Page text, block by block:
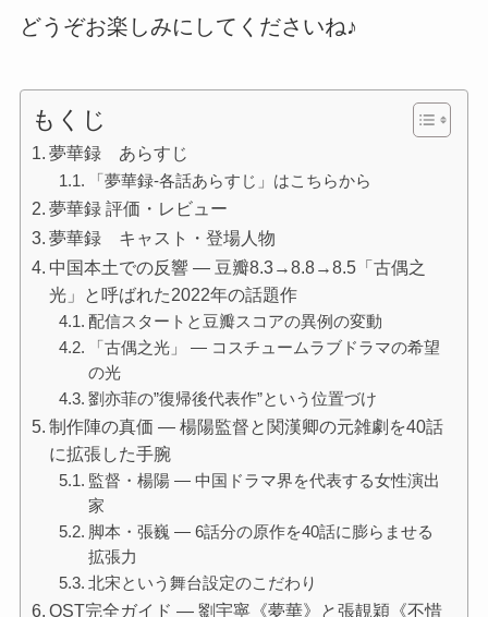
どうぞお楽しみにしてくださいね♪
もくじ
夢華録 あらすじ
「夢華録-各話あらすじ」はこちらから
夢華録 評価・レビュー
夢華録 キャスト・登場人物
中国本土での反響 ― 豆瓣8.3→8.8→8.5「古偶之
光」と呼ばれた2022年の話題作
配信スタートと豆瓣スコアの異例の変動
「古偶之光」 ― コスチュームラブドラマの希望
の光
劉亦菲の”復帰後代表作”という位置づけ
制作陣の真価 ― 楊陽監督と関漢卿の元雑劇を40話
に拡張した手腕
監督・楊陽 ― 中国ドラマ界を代表する女性演出
家
脚本・張巍 ― 6話分の原作を40話に膨らませる
拡張力
北宋という舞台設定のこだわり
OST完全ガイド ― 劉宇寧《夢華》と張靚穎《不惜